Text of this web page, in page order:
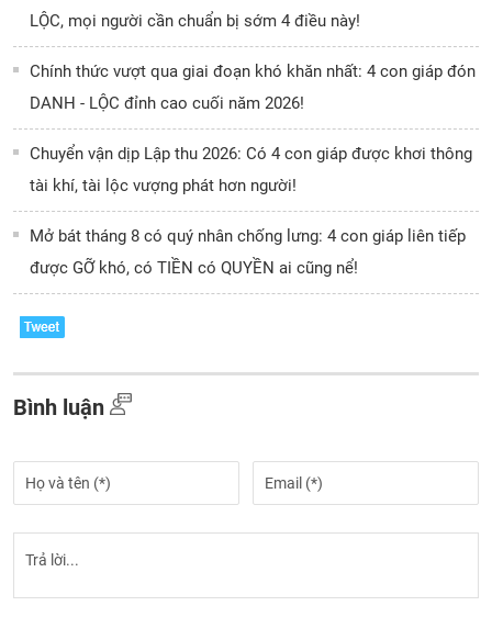
LỘC, mọi người cần chuẩn bị sớm 4 điều này!
Chính thức vượt qua giai đoạn khó khăn nhất: 4 con giáp đón
DANH - LỘC đỉnh cao cuối năm 2026!
Chuyển vận dịp Lập thu 2026: Có 4 con giáp được khơi thông
tài khí, tài lộc vượng phát hơn người!
Mở bát tháng 8 có quý nhân chống lưng: 4 con giáp liên tiếp
được GỠ khó, có TIỀN có QUYỀN ai cũng nể!
Bình luận